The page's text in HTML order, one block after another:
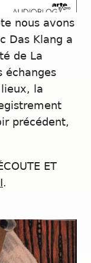
nous avons
Das Klang a
de La
échanges
la
précédent,
ET
.